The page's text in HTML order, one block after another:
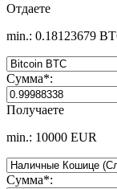
Отдаете
min.: 0.18123679
Сумма*:
Получаете
min.: 10000 EUR
Сумма*: